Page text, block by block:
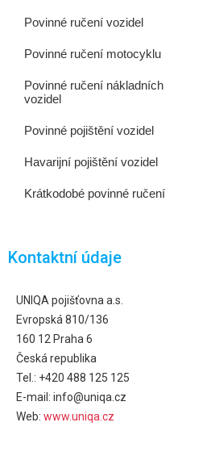
Povinné ručení vozidel
Povinné ručení motocyklu
Povinné ručení nákladních
vozidel
Povinné pojištění vozidel
Havarijní pojištění vozidel
Krátkodobé povinné ručení
Kontaktní údaje
UNIQA pojišťovna a.s.
Evropská 810/136
160 12 Praha 6
Česká republika
Tel.: +420 488 125 125
E-mail: info@uniqa.cz
Web: www.uniqa.cz